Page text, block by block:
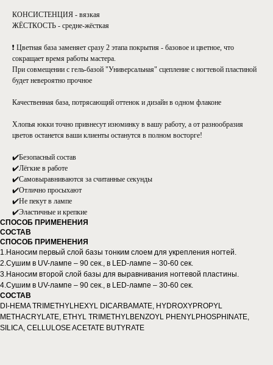
КОНСИСТЕНЦИЯ - вязкая
ЖЁСТКОСТЬ - средне-жёсткая
❗ Цветная база заменяет сразу 2 этапа покрытия - базовое и цветное, что
сокращает время работы мастера.
При совмещении с гель-базой "Универсальная" сцепление с ногтевой пластиной
будет невероятно прочное
Качественная база, потрясающий оттенок и дизайн в одном флаконе
Хлопья юкки точно привнесут изюминку в вашу работу, а от разнообразия
цветов останется ваши клиенты останутся в полном восторге!
✔️Безопасный состав
✔️Лёгкие в работе
✔️Самовыравниваются за считанные секунды
✔️Отлично просыхают
✔️Не пекут в лампе
✔️Эластичные и крепкие
СПОСОБ ПРИМЕНЕНИЯ
СОСТАВ
СПОСОБ ПРИМЕНЕНИЯ
1.Наносим первый слой базы тонким слоем для укрепления ногтей.
2.Сушим в UV-лампе – 90 сек., в LED-лампе – 30-60 сек.
3.Наносим второй слой базы для выравнивания ногтевой пластины.
4.Сушим в UV-лампе – 90 сек., в LED-лампе – 30-60 сек.
СОСТАВ
DI-HEMA TRIMETHYLHEXYL DICARBAMATE, HYDROXYPROPYL
METHACRYLATE, ETHYL TRIMETHYLBENZOYL PHENYLPHOSPHINATE,
SILICA, CELLULOSE ACETATE BUTYRATE